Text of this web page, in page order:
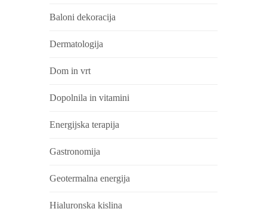
Baloni dekoracija
Dermatologija
Dom in vrt
Dopolnila in vitamini
Energijska terapija
Gastronomija
Geotermalna energija
Hialuronska kislina